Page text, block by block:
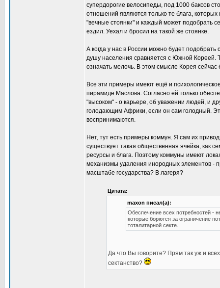
супердорогие велосипеды, под 1000 баксов
отношений являются только те блага,
"вечные стоянки" и каждый может подобрать
ездил. Уехал и бросил на такой же стоянке.
А когда у нас в России можно будет подобрать
душу населения сравняется с Южной Кореей.
означать мелочь. В этом смысле Корея сейчас
Все эти примеры имеют ещё и
пирамиде Маслова. Согласно ей только
"высоком" - о карьере, об уважении людей, и
голодающим Африки, если он сам голодный.
воспринимаются.
Нет, тут есть примеры коммун. Я сам их
существует такая общественная ячейка, как
ресурсы и блага. Поэтому коммуны имеют
механизмы удаления инородных элементов -
масштабе государства? В лагеря?
Цитата:
maxon писал(а):
Обеспечение всех потребностей -
которые борются за ограничение
тоталитарной секте.
Да что Вы говорите? Прям так уж и
сектанство?